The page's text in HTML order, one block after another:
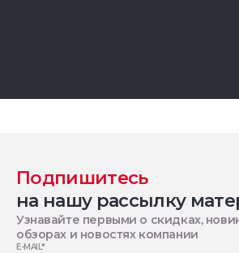
Подпишитесь
на нашу рассылку
Узнавайте первыми о скидках,
обзорах и новостях компании
E-MAIL*